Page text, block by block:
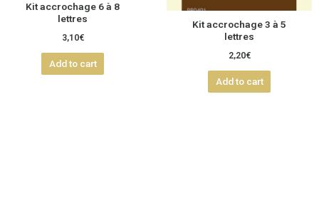
Kit accrochage 6 à 8
lettres
3,10€
Add to cart
Kit accrochage 3 à 5
lettres
2,20€
Add to cart